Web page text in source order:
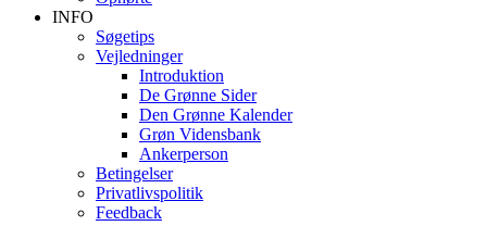
INFO
Søgetips
Vejledninger
Introduktion
De Grønne Sider
Den Grønne Kalender
Grøn Vidensbank
Ankerperson
Betingelser
Privatlivspolitik
Feedback